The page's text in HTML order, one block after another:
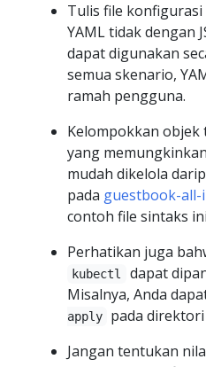
Tulis file
YAML tidak dengan
dapat digunakan
semua skenario,
ramah pengguna.
Kelompokkan objek
yang
mudah dikelola
pada guestbook-all-
contoh file sintaks
Perhatikan juga
kubectl
dapat
Misalnya, Anda
apply
pada
Jangan tentukan